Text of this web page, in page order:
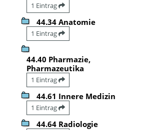
1 Eintrag
44.34 Anatomie
1 Eintrag
44.40 Pharmazie,
Pharmazeutika
1 Eintrag
44.61 Innere Medizin
1 Eintrag
44.64 Radiologie